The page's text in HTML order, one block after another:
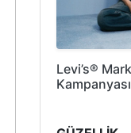
Levi’s®